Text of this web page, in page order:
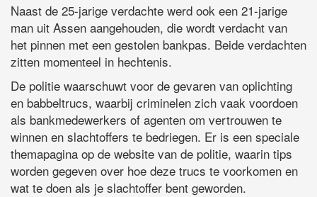
Naast de 25-jarige verdachte werd ook een 21-jarige
man uit Assen aangehouden, die wordt verdacht van
het pinnen met een gestolen bankpas. Beide verdachten
zitten momenteel in hechtenis.
De politie waarschuwt voor de gevaren van oplichting
en babbeltrucs, waarbij criminelen zich vaak voordoen
als bankmedewerkers of agenten om vertrouwen te
winnen en slachtoffers te bedriegen. Er is een speciale
themapagina op de website van de politie, waarin tips
worden gegeven over hoe deze trucs te voorkomen en
wat te doen als je slachtoffer bent geworden.